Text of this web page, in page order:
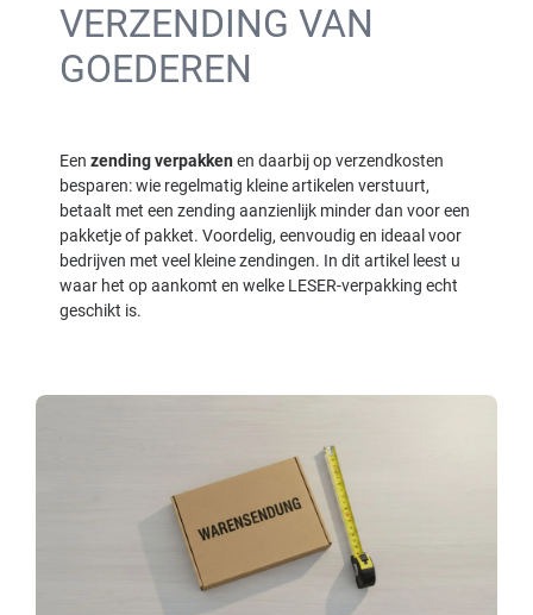
VERZENDING VAN
GOEDEREN
Een zending verpakken en daarbij op verzendkosten
besparen: wie regelmatig kleine artikelen verstuurt,
betaalt met een zending aanzienlijk minder dan voor een
pakketje of pakket. Voordelig, eenvoudig en ideaal voor
bedrijven met veel kleine zendingen. In dit artikel leest u
waar het op aankomt en welke LESER-verpakking echt
geschikt is.